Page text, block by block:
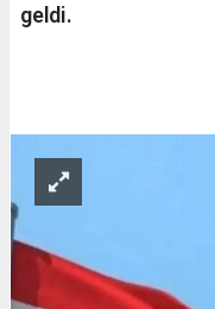
geldi.